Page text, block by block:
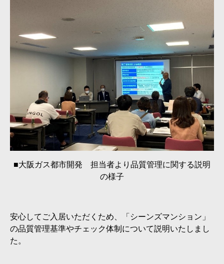
■大阪ガス都市開発 担当者より品質管理に関する説明
の様子
安心してご入居いただくため、「シーンズマンション」
の品質管理基準やチェック体制について説明いたしまし
た。